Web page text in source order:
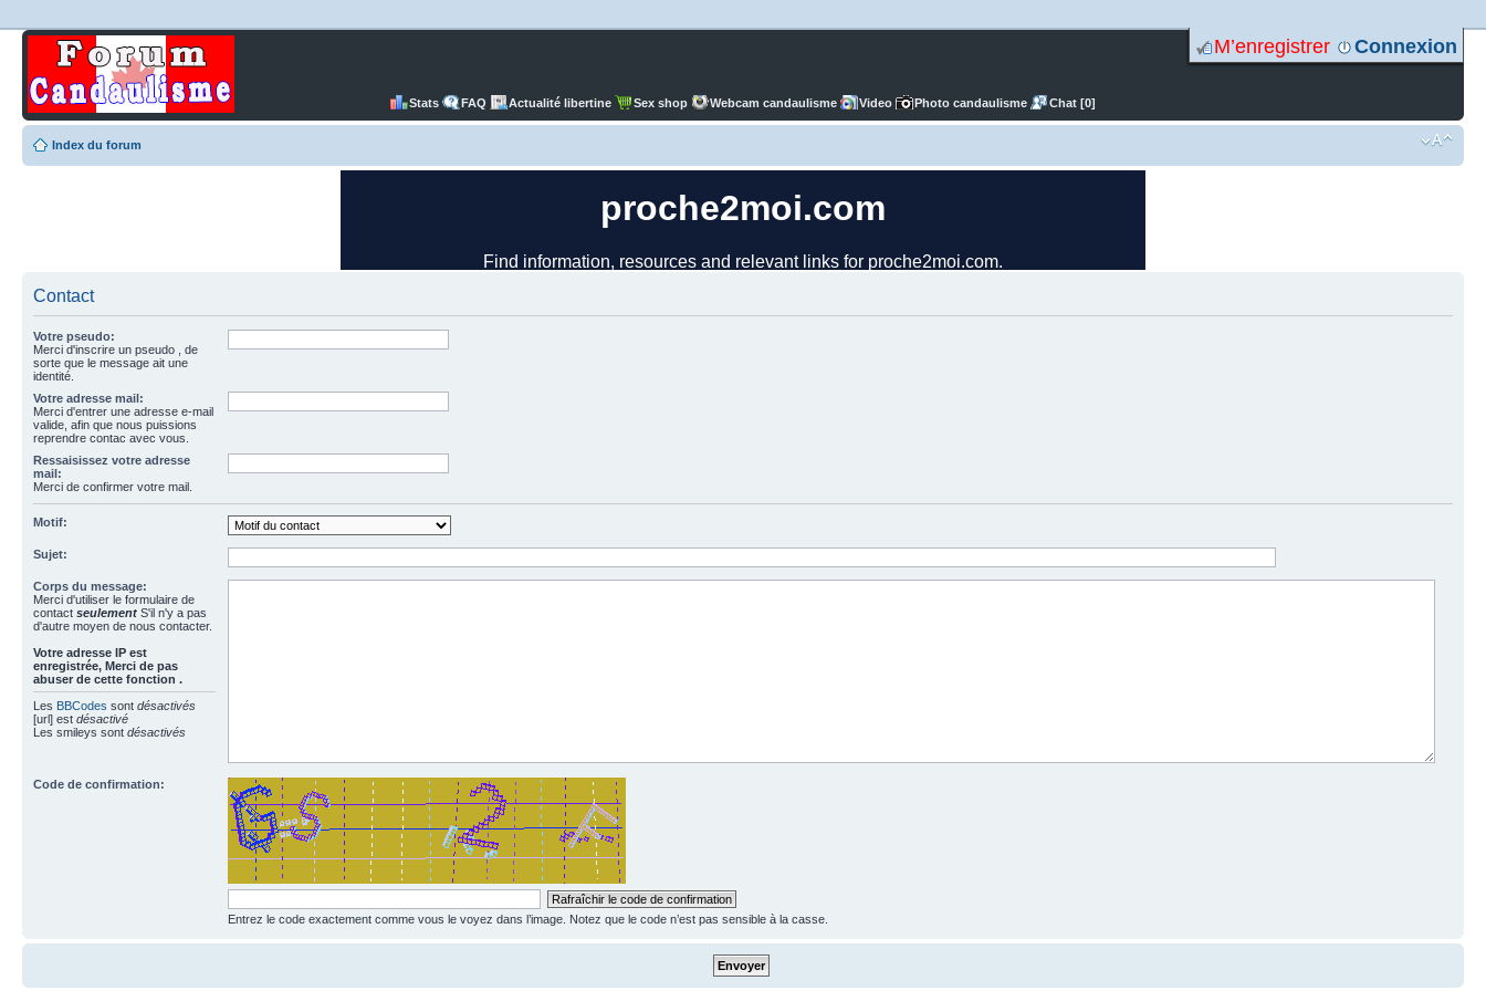
M’enregistrer Connexion
Stats FAQ Actualité libertine Sex shop Webcam candaulisme Video Photo candaulisme Chat [0]
Index du forum
Contact
Votre pseudo:
Merci d'inscrire un pseudo , de
sorte que le message ait une
identité.
Votre adresse mail:
Merci d'entrer une adresse e-mail
valide, afin que nous puissions
reprendre contac avec vous.
Ressaisissez votre adresse
mail:
Merci de confirmer votre mail.
Motif:
Sujet:
Corps du message:
Merci d'utiliser le formulaire de
contact seulement S'il n'y a pas
d'autre moyen de nous contacter.
Votre adresse ΙΡ est
enregistrée, Merci de pas
abuser de cette fonction .
Les BBCodes sont désactivés
[url] est désactivé
Les smileys sont désactivés
Code de confirmation:
Entrez le code exactement comme vous le voyez dans l’image. Notez que le code n’est pas sensible à la casse.